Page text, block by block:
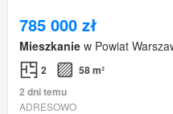
785 000 zł
Mieszkanie w Powiat
2
58 m²
2 dni temu
ADRESOWO